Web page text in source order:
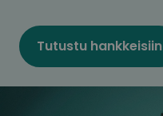
Tutustu hankkeisiin